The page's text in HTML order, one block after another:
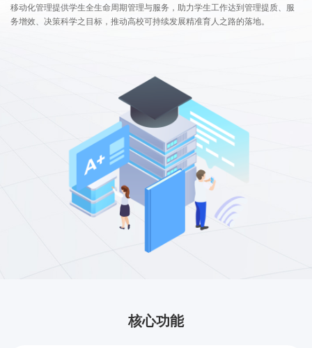
支持与服务
联系我们
金智教育研究院
移动化管理提供学生全生命周期管理与服务，助力学生工作达到管理提质、服
务增效、决策科学之目标，推动高校可持续发展精准育人之路的落地。
核心功能